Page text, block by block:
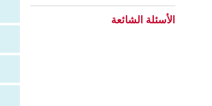
الأسئلة الشائعة